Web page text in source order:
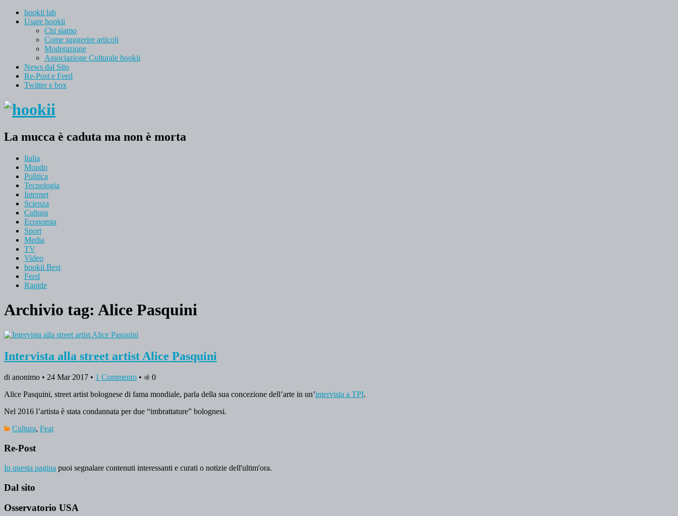
hookii lab
Usare hookii
Chi siamo
Come suggerire articoli
Moderazione
Associazione Culturale hookii
News dal Sito
Re-Post e Feed
Twitter e box
La mucca è caduta ma non è morta
Italia
Mondo
Politica
Tecnologia
Internet
Scienza
Cultura
Economia
Sport
Media
TV
Video
hookii Best
Feed
Rapide
Archivio tag: Alice Pasquini
Intervista alla street artist Alice Pasquini
di anonimo • 24 Mar 2017 • 1 Commento •
0
Alice Pasquini, street artist bolognese di fama mondiale, parla della sua concezione dell’arte in un’intervista a TPI.
Nel 2016 l’artista è stata condannata per due “imbrattature” bolognesi.
Cultura, Feat
Re-Post
In questa pagina puoi segnalare contenuti interessanti e curati o notizie dell'ultim'ora.
Dal sito
Osservatorio USA